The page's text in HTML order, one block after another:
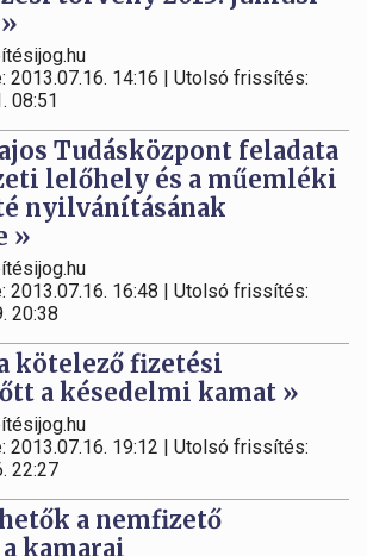
2013.07.16. 14:16 | Utolsó frissítés:
08:51
Tudásközpont feladata
lelőhely és a műemléki
nyilvánításának
»
2013.07.16. 16:48 | Utolsó frissítés:
20:38
kötelező fizetési
a késedelmi kamat »
2013.07.16. 19:12 | Utolsó frissítés:
22:27
a nemfizető
kamarai